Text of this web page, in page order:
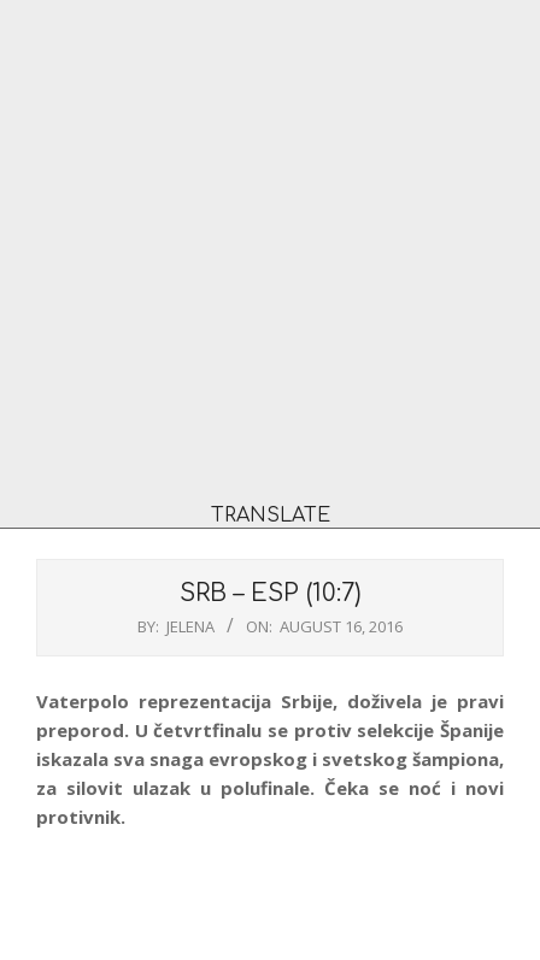
TRANSLATE
SRB – ESP (10:7)
BY: JELENA ON: AUGUST 16, 2016
Vaterpolo reprezentacija Srbije, doživela je pravi
preporod. U četvrtfinalu se protiv selekcije Španije
iskazala sva snaga evropskog i svetskog šampiona,
za silovit ulazak u polufinale. Čeka se noć i novi
protivnik.